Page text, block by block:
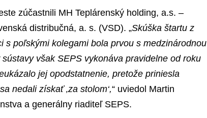
zúčastnili MH Teplárenský holding, a.s. –
distribučná, a. s. (VSD). „Skúška štartu z
s poľskými kolegami bola prvou s medzinárodnou
však SEPS vykonáva pravidelne od roku
jej opodstatnenie, pretože priniesla
nedali získať ‚za stolom‘,“ uviedol Martin
a generálny riaditeľ SEPS.